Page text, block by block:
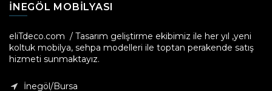
INEGÖL MOBILYASI
eliTdeco.com / Tasarım geliştirme ekibimiz ile her yıl ,yeni
koltuk mobilya, sehpa modelleri ile toptan perakende satış
hizmeti sunmaktayız.
İnegöl/Bursa